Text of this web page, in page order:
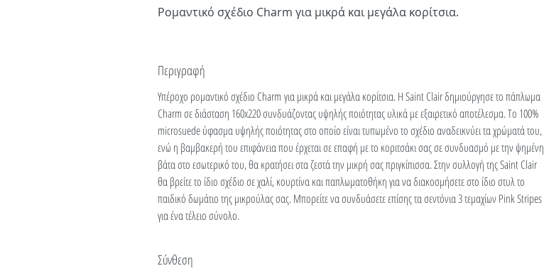
Ρομαντικό σχέδιο Charm για μικρά και μεγάλα κορίτσια.
Περιγραφή
Υπέροχο ρομαντικό σχέδιο Charm για μικρά και μεγάλα κορίτσια. Η Saint Clair δημιούργησε το πάπλωμα
Charm σε διάσταση 160x220 συνδυάζοντας υψηλής ποιότητας υλικά με εξαιρετικό αποτέλεσμα. Το 100%
microsuede ύφασμα υψηλής ποιότητας στο οποίο είναι τυπωμένο το σχέδιο αναδεικνύει τα χρώματά του,
ενώ η βαμβακερή του επιφάνεια που έρχεται σε επαφή με το κοριτσάκι σας σε συνδυασμό με την ψημένη
βάτα στο εσωτερικό του, θα κρατήσει στα ζεστά την μικρή σας πριγκίπισσα. Στην συλλογή της Saint Clair
θα βρείτε το ίδιο σχέδιο σε χαλί, κουρτίνα και παπλωματοθήκη για να διακοσμήσετε στο ίδιο στυλ το
παιδικό δωμάτιο της μικρούλας σας. Μπορείτε να συνδυάσετε επίσης τα σεντόνια 3 τεμαχίων Pink Stripes
για ένα τέλειο σύνολο.
Σύνθεση